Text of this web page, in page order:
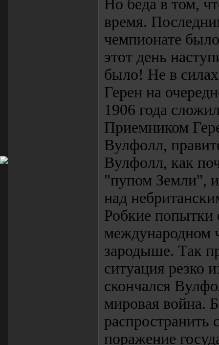
Но беда в том,
время.
чемпионате
этот день
было! Не в силах
Герен на
1906 года
Приемником
Вулфолл,
Вулфолл, как
"пупом Земли",
над
Робкие попытки
международном
зародыше. Так
ситуация резко
скончался
мировая война.
распространить
поражение